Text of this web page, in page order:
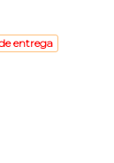
entrega